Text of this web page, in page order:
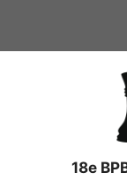
de
18e